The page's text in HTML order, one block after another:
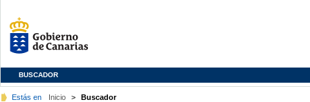
BUSCADOR
Estás en Inicio > Buscador